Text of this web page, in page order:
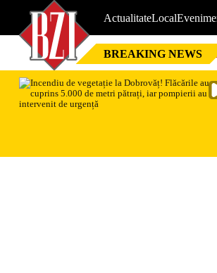
ActualitateLocal
BREAKING NEWS